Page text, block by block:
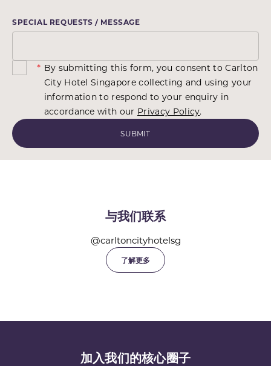
SPECIAL REQUESTS / MESSAGE
* By submitting this form, you consent to Carlton
City Hotel Singapore collecting and using your
information to respond to your enquiry in
accordance with our Privacy Policy.
与我们联系
@carltoncityhotelsg
了解更多
加入我们的核心圈子